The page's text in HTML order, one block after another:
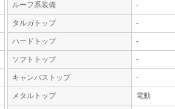
ルーフ系装備 -
タルガトップ -
ハードトップ -
ソフトトップ -
キャンバストップ -
メタルトップ 電動